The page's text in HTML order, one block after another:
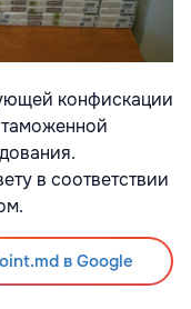
конфискации
в соответствии
в Google